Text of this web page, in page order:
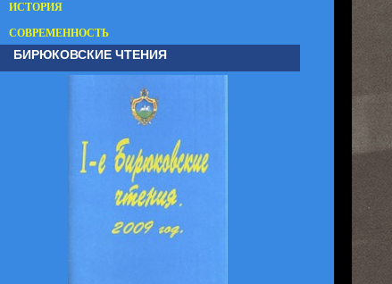
ИСТОРИЯ
СОВРЕМЕННОСТЬ
БИРЮКОВСКИЕ ЧТЕНИЯ